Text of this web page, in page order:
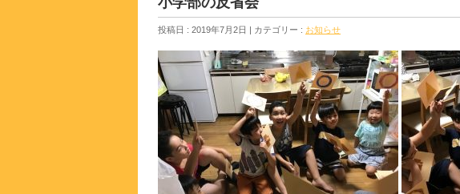
投稿日 : 2019年7月2日 | カテゴリー : お知らせ